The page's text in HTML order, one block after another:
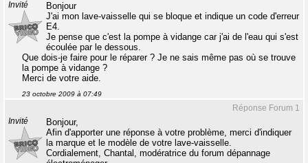
Invité
Bonjour
J'ai mon lave-vaisselle qui se bloque et indique un code d'erreur
E4.
Je pense que c'est la pompe à vidange car j'ai de l'eau qui s'est
écoulée par le dessous.
Que dois-je faire pour le réparer ? Je ne sais même pas où se trouve
la pompe à vidange ?
Merci de votre aide.
23 octobre 2009 à 07:49
Réponse Forum 1
Invité
Bonjour,
Afin d'apporter une réponse à votre problème, merci d'indiquer
la marque et le modèle de votre lave-vaisselle.
Cordialement, Chantal, modératrice du forum dépannage